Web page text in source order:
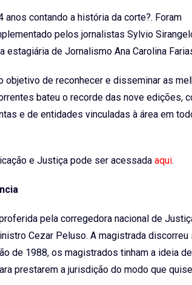
contando a história da corte?. Foram
pelos jornalistas Sylvio
de Jornalismo Ana Carolina
objetivo de reconhecer e disseminar as
bateu o recorde das nove edições,
e de entidades vinculadas à área em
e Justiça pode ser acessada aqui.
pela corregedora nacional de
Cezar Peluso. A magistrada discorreu
de 1988, os magistrados tinham a ideia
prestarem a jurisdição do modo que